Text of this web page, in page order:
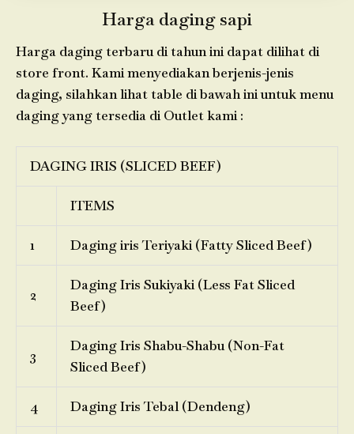
Harga daging sapi
Harga daging terbaru di tahun ini dapat dilihat di
store front. Kami menyediakan berjenis-jenis
daging, silahkan lihat table di bawah ini untuk menu
daging yang tersedia di Outlet kami :
DAGING IRIS (SLICED BEEF)
ITEMS
1 Daging iris Teriyaki (Fatty Sliced Beef)
2
Daging Iris Sukiyaki (Less Fat Sliced
Beef)
3
Daging Iris Shabu-Shabu (Non-Fat
Sliced Beef)
4 Daging Iris Tebal (Dendeng)